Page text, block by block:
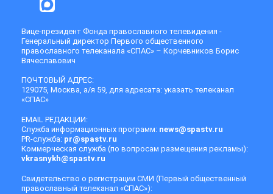
Вице-президент Фонда православного телевидения -
Генеральный директор Первого общественного
православного телеканала «СПАС» – Корчевников Борис
Вячеславович
ПОЧТОВЫЙ АДРЕС:
129075, Москва, а/я 59, для адресата: указать телеканал
«СПАС»
EMAIL РЕДАКЦИИ:
Служба информационных программ: news@spastv.ru
PR-служба: pr@spastv.ru
Коммерческая служба (по вопросам размещения рекламы):
vkrasnykh@spastv.ru
Свидетельство о регистрации СМИ (Первый общественный
православный телеканал «СПАС»):